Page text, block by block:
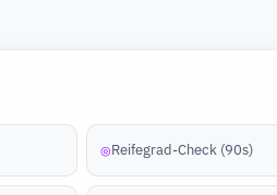
◎Reifegrad-Check (90s)